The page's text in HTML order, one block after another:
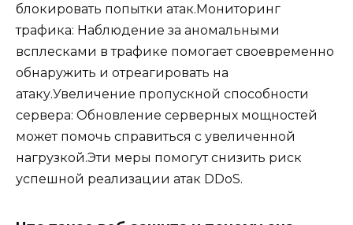
блокировать попытки атак.Мониторинг
трафика: Наблюдение за аномальными
всплесками в трафике помогает своевременно
обнаружить и отреагировать на
атаку.Увеличение пропускной способности
сервера: Обновление серверных мощностей
может помочь справиться с увеличенной
нагрузкой.Эти меры помогут снизить риск
успешной реализации атак DDoS.